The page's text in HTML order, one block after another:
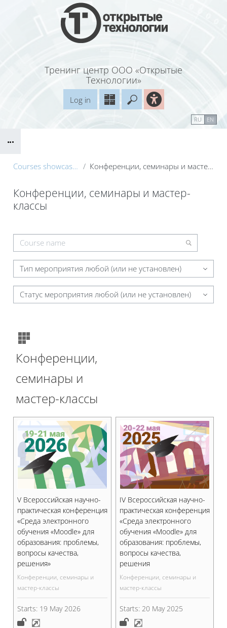
Skip to main content
Тренинг центр ООО «Открытые
Технологии»
Enter your search query
Log in
RU EN
Courses showcase 3KL Конференции, семинары и мастер-классы
Конференции, семинары и мастер-
классы
Тип мероприятия любой (или не установлен)
Статус мероприятия любой (или не установлен)
Конференции,
семинары и
мастер-классы
V Всероссийская научно-
практическая конференция
«Среда электронного
обучения «Moodle» для
образования: проблемы,
вопросы качества,
решения»
Конференции, семинары и
мастер-классы
Starts: 19 May 2026
IV Всероссийская научно-
практическая конференция
«Среда электронного
обучения «Moodle» для
образования: проблемы,
вопросы качества,
решения
Конференции, семинары и
мастер-классы
Starts: 20 May 2025